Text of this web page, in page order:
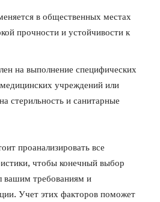
в общественных местах
прочности и устойчивости к
на выполнение специфических
учреждений или
стерильность и санитарные
проанализировать все
чтобы конечный выбор
вашим требованиям и
Учет этих факторов поможет